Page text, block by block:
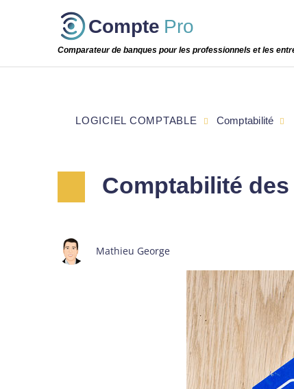
Compte Pro
Comparateur de banques pour les professionnels et les
Comptabilité
Mathieu George
LOGICIEL COMPTABLE Comptabilité